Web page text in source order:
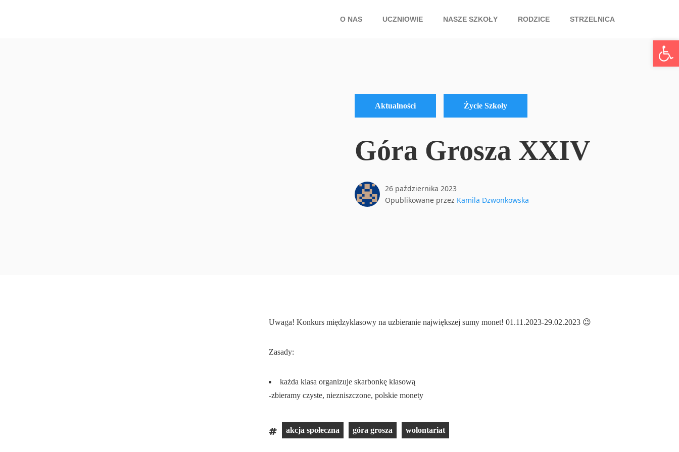
O NAS UCZNIOWIE NASZE SZKOŁY RODZICE STRZELNICA
Aktualności Życie Szkoły
Góra Grosza XXIV
26 października 2023
Opublikowane przez Kamila Dzwonkowska
Uwaga! Konkurs międzyklasowy na uzbieranie największej sumy monet! 01.11.2023-29.02.2023 😉
Zasady:
każda klasa organizuje skarbonkę klasową
-zbieramy czyste, niezniszczone, polskie monety
akcja społeczna góra grosza wolontariat
Otwórz pasek narzędzi